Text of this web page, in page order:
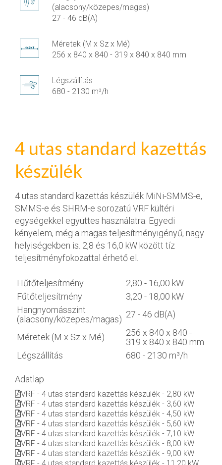
(alacsony/közepes/magas)
27 - 46 dB(A)
Méretek (M x Sz x Mé)
256 x 840 x 840 - 319 x 840 x 840 mm
Légszállítás
680 - 2130 m³/h
4 utas standard kazettás
készülék
4 utas standard kazettás készülék MiNi-SMMS-e,
SMMS-e és SHRM-e sorozatú VRF kültéri
egységekkel együttes használatra. Egyedi
kényelem, még a magas teljesítményigényű, nagy
helyiségekben is. 2,8 és 16,0 kW között tíz
teljesítményfokozattal érhető el.
Hűtőteljesítmény
2,80 - 16,00 kW
Fűtőteljesítmény
3,20 - 18,00 kW
Hangnyomásszint
(alacsony/közepes/magas) 27 - 46 dB(A)
Méretek (M x Sz x Mé)
256 x 840 x 840 -
319 x 840 x 840 mm
Légszállítás
680 - 2130 m³/h
Adatlap
VRF - 4 utas standard kazettás készülék - 2,80 kW
VRF - 4 utas standard kazettás készülék - 3,60 kW
VRF - 4 utas standard kazettás készülék - 4,50 kW
VRF - 4 utas standard kazettás készülék - 5,60 kW
VRF - 4 utas standard kazettás készülék - 7,10 kW
VRF - 4 utas standard kazettás készülék - 8,00 kW
VRF - 4 utas standard kazettás készülék - 9,00 kW